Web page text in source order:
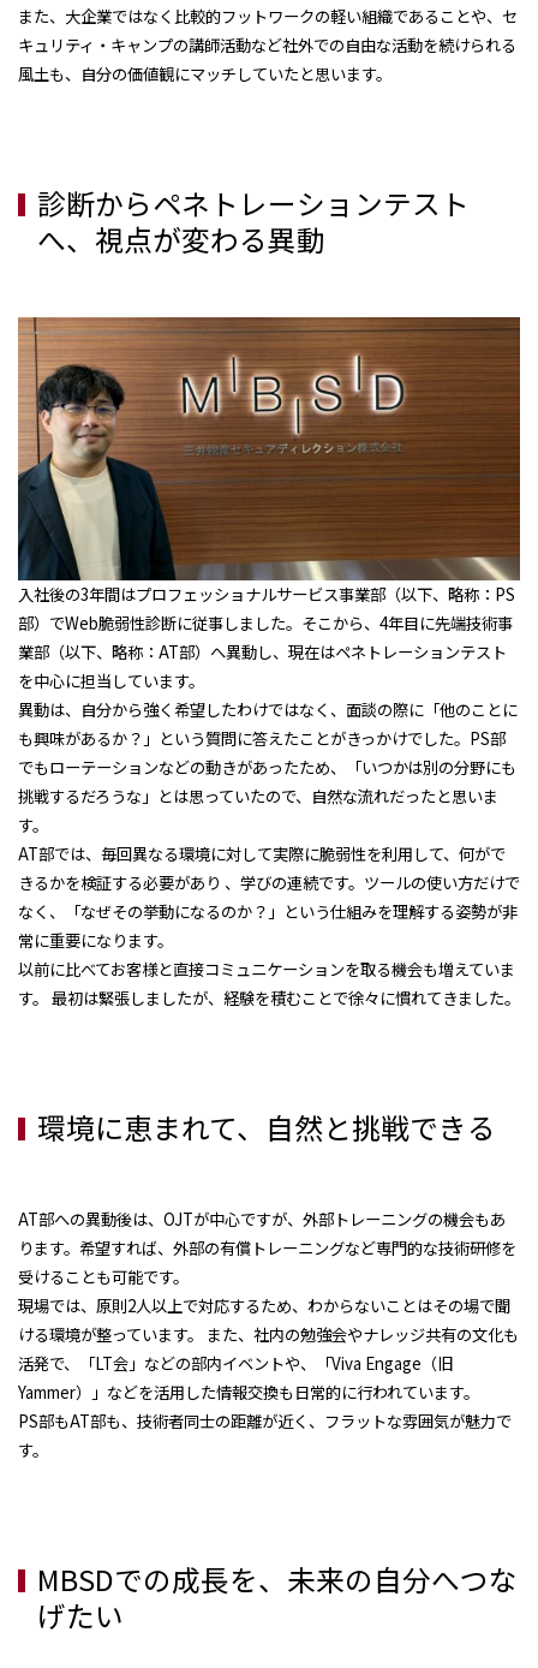
また、大企業ではなく比較的フットワークの軽い組織であることや、セ
キュリティ・キャンプの講師活動など社外での自由な活動を続けられる
風土も、自分の価値観にマッチしていたと思います。
診断からペネトレーションテスト
へ、視点が変わる異動
入社後の3年間はプロフェッショナルサービス事業部（以下、略称：PS
部）でWeb脆弱性診断に従事しました。そこから、4年目に先端技術事
業部（以下、略称：AT部）へ異動し、現在はペネトレーションテスト
を中心に担当しています。
異動は、自分から強く希望したわけではなく、面談の際に「他のことに
も興味があるか？」という質問に答えたことがきっかけでした。PS部
でもローテーションなどの動きがあったため、「いつかは別の分野にも
挑戦するだろうな」とは思っていたので、自然な流れだったと思いま
す。
AT部では、毎回異なる環境に対して実際に脆弱性を利用して、何がで
きるかを検証する必要があり 、学びの連続です。ツールの使い方だけで
なく、「なぜその挙動になるのか？」という仕組みを理解する姿勢が非
常に重要になります。
以前に比べてお客様と直接コミュニケーションを取る機会も増えていま
す。 最初は緊張しましたが、経験を積むことで徐々に慣れてきました。
環境に恵まれて、自然と挑戦できる
AT部への異動後は、OJTが中心ですが、外部トレーニングの機会もあ
ります。希望すれば、外部の有償トレーニングなど専門的な技術研修を
受けることも可能です。
現場では、原則2人以上で対応するため、わからないことはその場で聞
ける環境が整っています。 また、社内の勉強会やナレッジ共有の文化も
活発で、「LT会」などの部内イベントや、「Viva Engage（旧
Yammer）」などを活用した情報交換も日常的に行われています。
PS部もAT部も、技術者同士の距離が近く、フラットな雰囲気が魅力で
す。
MBSDでの成長を、未来の自分へつな
げたい